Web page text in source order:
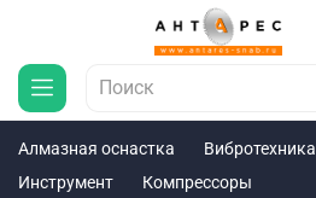
Алмазная оснастка Вибротехника
Инструмент
Компрессоры